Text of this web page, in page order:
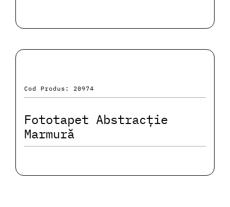
Cod Produs: 20974
Fototapet Abstracție
Marmură